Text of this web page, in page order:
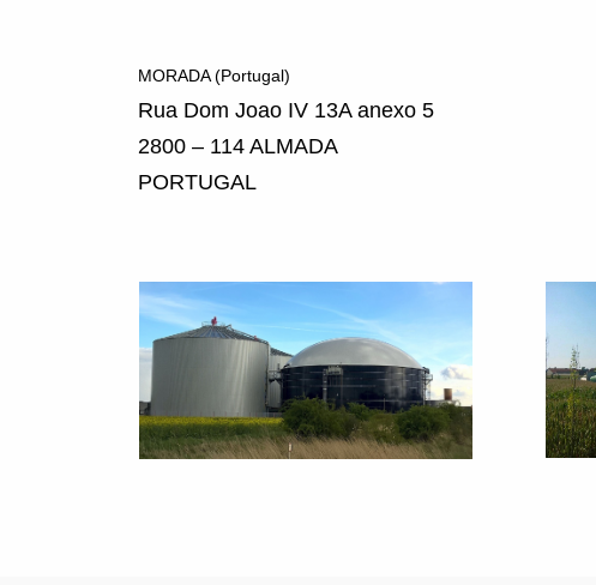
MORADA (Portugal)
Rua Dom Joao IV 13A anexo 5
2800 – 114 ALMADA
PORTUGAL